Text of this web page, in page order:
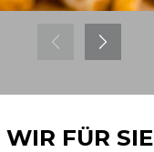
WIR FÜR SIE